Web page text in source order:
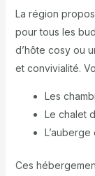
La région
pour tous les
d’hôte cosy ou
et convivialité.
Les
Le chalet
Ces